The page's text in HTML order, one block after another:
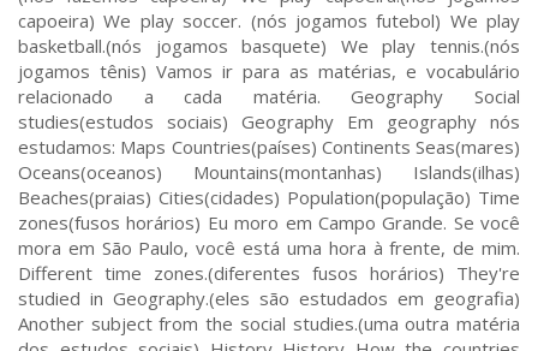
capoeira) We play soccer. (nós jogamos futebol) We play
basketball.(nós jogamos basquete) We play tennis.(nós
jogamos tênis) Vamos ir para as matérias, e vocabulário
relacionado a cada matéria. Geography Social
studies(estudos sociais) Geography Em geography nós
estudamos: Maps Countries(países) Continents Seas(mares)
Oceans(oceanos) Mountains(montanhas) Islands(ilhas)
Beaches(praias) Cities(cidades) Population(população) Time
zones(fusos horários) Eu moro em Campo Grande. Se você
mora em São Paulo, você está uma hora à frente, de mim.
Different time zones.(diferentes fusos horários) They're
studied in Geography.(eles são estudados em geografia)
Another subject from the social studies.(uma outra matéria